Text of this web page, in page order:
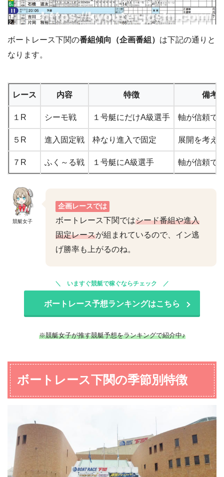
ボートレース下関の番組傾向（企画番組） は下記の通りと
なります。
レース 内容 特徴 備考
１R シーモ戦 １号艇にだけA級選手 軸が信頼で
５R 進入固定戦 枠なり進入で固定 展開を考え
７R ふく～る戦 １号艇にA級選手 軸が信頼で
競艇女子
企画レースでは
ボートレース下関ではシード番組や進入
固定レースが組まれているので、イン逃
げ勝率も上がるのね。
いますぐ競艇で稼ぐならチェック
ボートレース予想ランキングはこちら
※競艇女子が推す競艇予想をランキングで紹介中♪
ボートレース下関の季節別特徴